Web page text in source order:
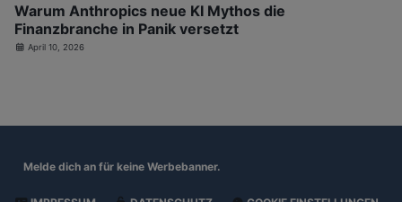
Warum Anthropics neue KI Mythos die
Finanzbranche in Panik versetzt
April 10, 2026
Melde dich an für keine Werbebanner.